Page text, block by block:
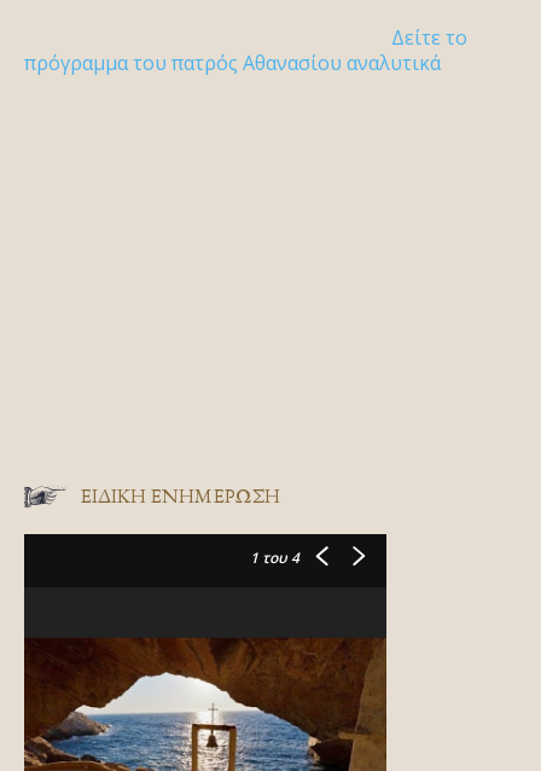
Δείτε το
πρόγραμμα του πατρός Αθανασίου αναλυτικά
ΕΙΔΙΚΉ ΕΝΗΜΈΡΩΣΗ
1 του 4